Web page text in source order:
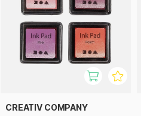
CREATIV COMPANY